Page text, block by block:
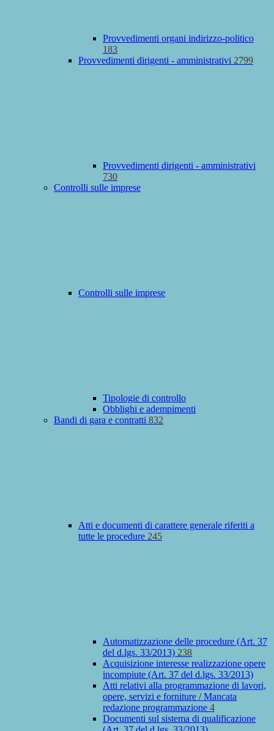
Provvedimenti organi indirizzo-politico
183
Provvedimenti dirigenti - amministrativi 2799
Provvedimenti dirigenti - amministrativi
730
Controlli sulle imprese
Controlli sulle imprese
Tipologie di controllo
Obblighi e adempimenti
Bandi di gara e contratti 832
Atti e documenti di carattere generale riferiti a
tutte le procedure 245
Automatizzazione delle procedure (Art. 37
del d.lgs. 33/2013) 238
Acquisizione interesse realizzazione opere
incompiute (Art. 37 del d.lgs. 33/2013)
Atti relativi alla programmazione di lavori,
opere, servizi e forniture / Mancata
redazione programmazione 4
Documenti sul sistema di qualificazione